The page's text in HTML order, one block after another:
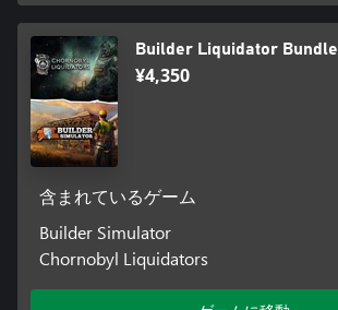
Builder Liquidator Bundle
¥4,350
含まれているゲーム
Builder Simulator
Chornobyl Liquidators